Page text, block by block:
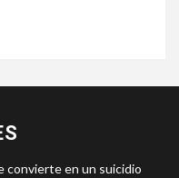
convierte en un suicidio